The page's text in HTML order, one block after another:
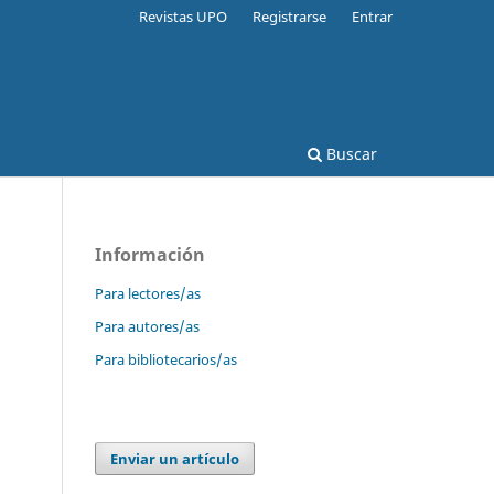
Buscar
Revistas UPO Registrarse Entrar
Información
Para lectores/as
Para autores/as
Para bibliotecarios/as
Enviar un artículo